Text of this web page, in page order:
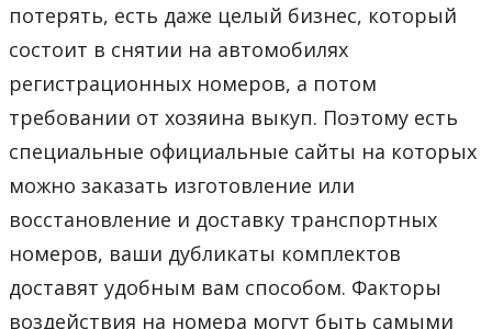
потерять, есть даже целый бизнес, который
состоит в снятии на автомобилях
регистрационных номеров, а потом
требовании от хозяина выкуп. Поэтому есть
специальные официальные сайты на которых
можно заказать изготовление или
восстановление и доставку транспортных
номеров, ваши дубликаты комплектов
доставят удобным вам способом. Факторы
воздействия на номера могут быть самыми